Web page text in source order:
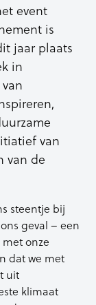
event
is
jaar plaats
in
van
van de
steentje bij
geval – een
onze
dat we met
uit
klimaat